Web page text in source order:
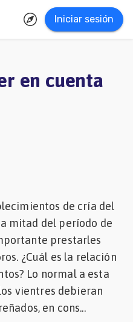
Iniciar sesión
en cuenta
de cría del
mitad del período de
prestarles
¿Cuál es la relación
Lo normal a esta
vientres debieran
en cons...